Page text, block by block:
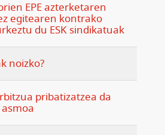
EPE azterketaren
egitearen kontrako
du ESK sindikatuak
noizko?
pribatizatzea da